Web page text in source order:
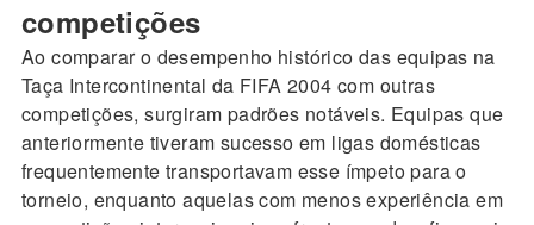
competições
Ao comparar o desempenho histórico das equipas na
Taça Intercontinental da FIFA 2004 com outras
competições, surgiram padrões notáveis. Equipas que
anteriormente tiveram sucesso em ligas domésticas
frequentemente transportavam esse ímpeto para o
torneio, enquanto aquelas com menos experiência em